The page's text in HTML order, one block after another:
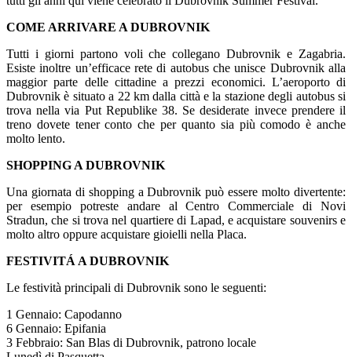
COME ARRIVARE A DUBROVNIK
Tutti i giorni partono voli che collegano Dubrovnik e Zagabria.
Esiste inoltre un’efficace rete di autobus che unisce Dubrovnik alla
maggior parte delle cittadine a prezzi economici. L’aeroporto di
Dubrovnik è situato a 22 km dalla città e la stazione degli autobus si
trova nella via Put Republike 38. Se desiderate invece prendere il
treno dovete tener conto che per quanto sia più comodo è anche
molto lento.
SHOPPING A DUBROVNIK
Una giornata di shopping a Dubrovnik può essere molto divertente:
per esempio potreste andare al Centro Commerciale di Novi
Stradun, che si trova nel quartiere di Lapad, e acquistare souvenirs e
molto altro oppure acquistare gioielli nella Placa.
FESTIVITÁ A DUBROVNIK
Le festività principali di Dubrovnik sono le seguenti:
1 Gennaio: Capodanno
6 Gennaio: Epifania
3 Febbraio: San Blas di Dubrovnik, patrono locale